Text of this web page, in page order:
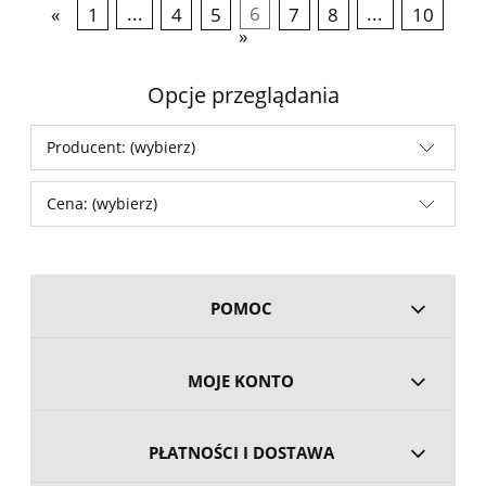
« 1 ... 4 5 6 7 8 ...
10
»
Opcje przeglądania
Producent: (wybierz)
Cena: (wybierz)
POMOC
MOJE KONTO
PŁATNOŚCI I DOSTAWA